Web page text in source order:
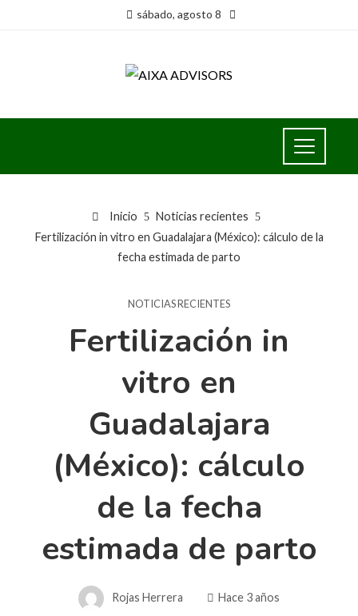
sábado, agosto 8
Inicio
Noticias recientes
Fertilización in vitro en Guadalajara (México): cálculo de la
fecha estimada de parto
NOTICIAS RECIENTES
Fertilización in
vitro en
Guadalajara
(México): cálculo
de la fecha
estimada de parto
Rojas Herrera Hace 3 años